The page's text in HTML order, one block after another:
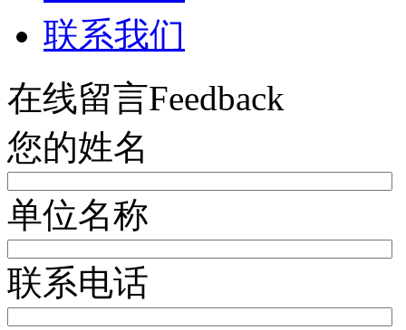
联系我们
在线留言Feedback
您的姓名
单位名称
联系电话